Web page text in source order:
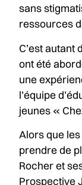
sans
ressources
C’est autant
ont été
une
l’équipe
jeunes «
Alors que
prendre de
Rocher et
Prospective